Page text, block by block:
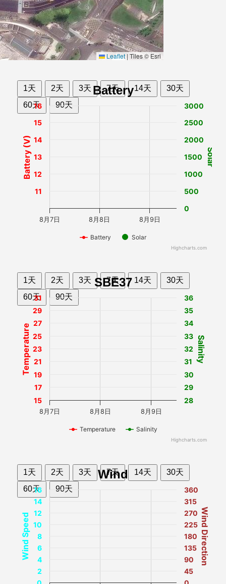
Leaflet |Tiles © Esri
1天 2天 3天 7天 14天
30天
60天
90天
Battery
Battery (V) Solar
Battery Solar
8月7日 8月8日 8月9日
11
12
13
14
15
16
0
500
1000
1500
2000
2500
3000
Highcharts.com
1天 2天 3天 7天 14天
30天
60天
90天
SBE37
Temperature Salinity
Temperature Salinity
8月7日 8月8日 8月9日
15
17
19
21
23
25
27
29
31
28
29
30
31
32
33
34
35
36
Highcharts.com
1天 2天 3天 7天 14天
30天
60天
90天
Wind
Wind Speed Wind Direction
2
4
6
8
10
12
14
16
45
90
135
180
225
270
315
360